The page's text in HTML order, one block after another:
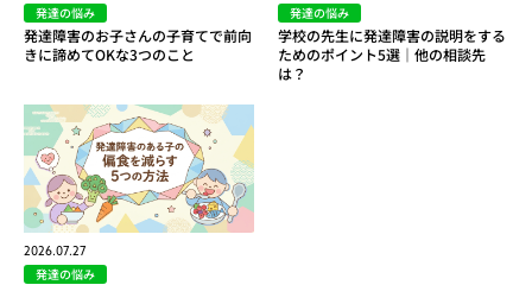
発達の悩み
発達障害のお子さんの子育てで前向
きに諦めてOKな3つのこと
発達の悩み
学校の先生に発達障害の説明をする
ためのポイント5選｜他の相談先
は？
2026.07.27
発達の悩み